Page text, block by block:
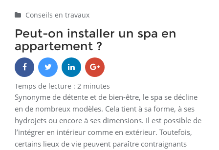
Conseils en travaux
Peut-on installer un spa en
appartement ?
Temps de lecture : 2 minutes
Synonyme de détente et de bien-être, le spa se décline
en de nombreux modèles. Cela tient à sa forme, à ses
hydrojets ou encore à ses dimensions. Il est possible de
l’intégrer en intérieur comme en extérieur. Toutefois,
certains lieux de vie peuvent paraître contraignants